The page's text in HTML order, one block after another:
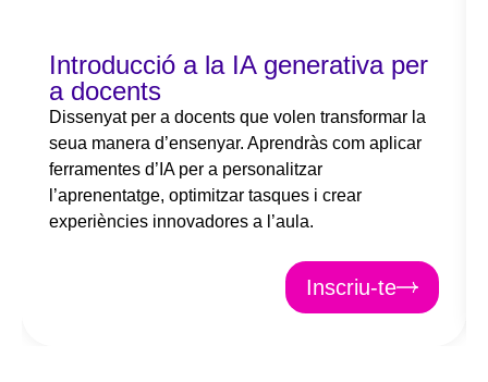
Introducció a la IA generativa per
a docents
Dissenyat per a docents que volen transformar la
seua manera d’ensenyar. Aprendràs com aplicar
ferramentes d’IA per a personalitzar
l’aprenentatge, optimitzar tasques i crear
experiències innovadores a l’aula.
Inscriu-te